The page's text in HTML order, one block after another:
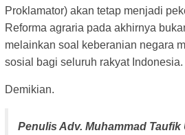
Proklamator) akan tetap menjadi
Reforma agraria pada akhirnya
melainkan soal keberanian negara
sosial bagi seluruh rakyat Indonesia.
Demikian.
Penulis Adv. Muhammad Taufik